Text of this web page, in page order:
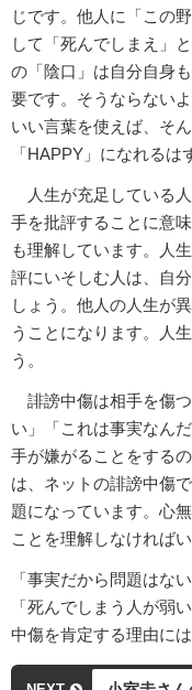
じです。他人に「この
して「死んでしまえ」
の「陰口」は自分自身
要です。そうならない
いい言葉を使えば、そ
「HAPPY」になれるは
人生が充足している
手を批評することに意
も理解しています。人
評にいそしむ人は、自
しょう。他人の人生が
うことになります。人
う。
誹謗中傷は相手を傷
い」「これは事実なん
手が嫌がることをする
は、ネットの誹謗中傷
題になっています。心
ことを理解しなければい
「事実だから問題はな
「死んでしまう人が弱
中傷を肯定する理由には